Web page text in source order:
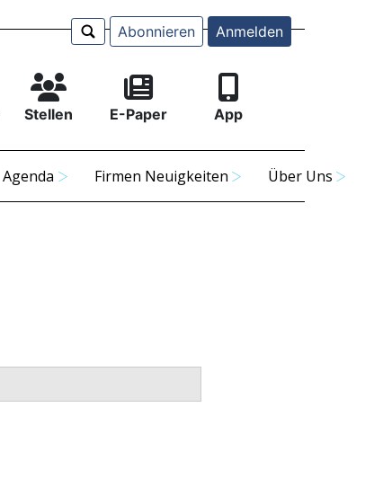
Abonnieren Anmelden
Stellen E-Paper App
Agenda Firmen Neuigkeiten Über Uns